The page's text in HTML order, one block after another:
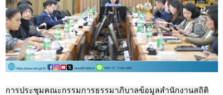
การประชุมคณะกรรมการธรรมาภิบาลข้อมูลสำนักงานสถิติ